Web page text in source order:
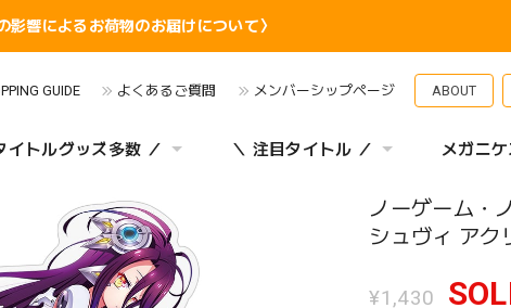
影響によるお荷物のお届けについて〉
GUIDE よくあるご質問 メンバーシップページ ABOUT
イトルグッズ多数 ／ ＼ 注目タイトル ／ メガニ
ノーゲーム・
シュヴィ アク
¥1,430